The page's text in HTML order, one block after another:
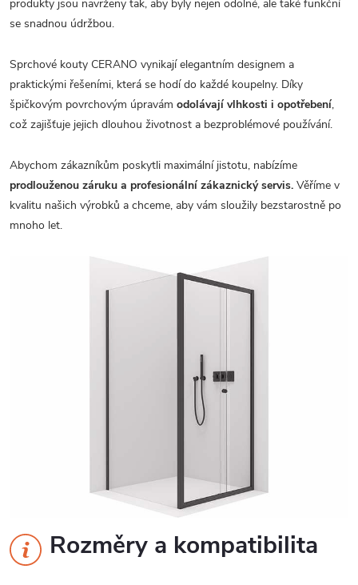
produkty jsou navrženy tak, aby byly nejen odolné, ale také funkční
se snadnou údržbou.
Sprchové kouty CERANO vynikají elegantním designem a
praktickými řešeními, která se hodí do každé koupelny. Díky
špičkovým povrchovým úpravám odolávají vlhkosti i opotřebení,
což zajišťuje jejich dlouhou životnost a bezproblémové používání.
Abychom zákazníkům poskytli maximální jistotu, nabízíme
prodlouženou záruku a profesionální zákaznický servis. Věříme v
kvalitu našich výrobků a chceme, aby vám sloužily bezstarostně po
mnoho let.
Rozměry a kompatibilita